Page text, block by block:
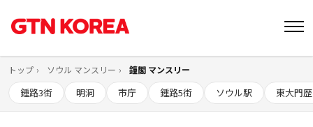
トップ ソウル マンスリー 鐘閣 マンスリー
鍾路3街 明洞 市庁 鍾路5街 ソウル駅 東大門